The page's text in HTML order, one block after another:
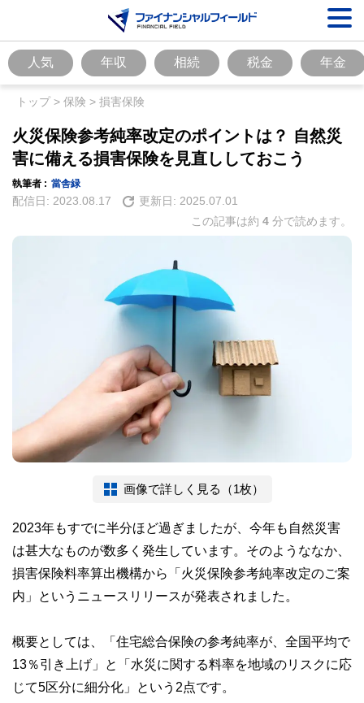
人気 年収 相続 税金 年金
トップ> 保険 > 損害保険
火災保険参考純率改定のポイントは？ 自然災
害に備える損害保険を見直ししておこう
執筆者 : 當舎緑
配信日: 2023.08.17 更新日: 2025.07.01
この記事は約 4 分で読めます。
画像で詳しく見る（1枚）
2023年もすでに半分ほど過ぎましたが、今年も自然災害
は甚大なものが数多く発生しています。そのようななか、
損害保険料率算出機構から「火災保険参考純率改定のご案
内」というニュースリリースが発表されました。
概要としては、「住宅総合保険の参考純率が、全国平均で
13％引き上げ」と「水災に関する料率を地域のリスクに応
じて5区分に細分化」という2点です。